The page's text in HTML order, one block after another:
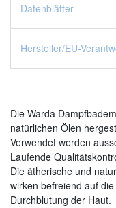
Datenblätter
Hersteller/EU-
Die Warda
natürlichen Ölen
Verwendet werden
Laufende
Die ätherische und
wirken befreiend auf
Durchblutung der Haut.